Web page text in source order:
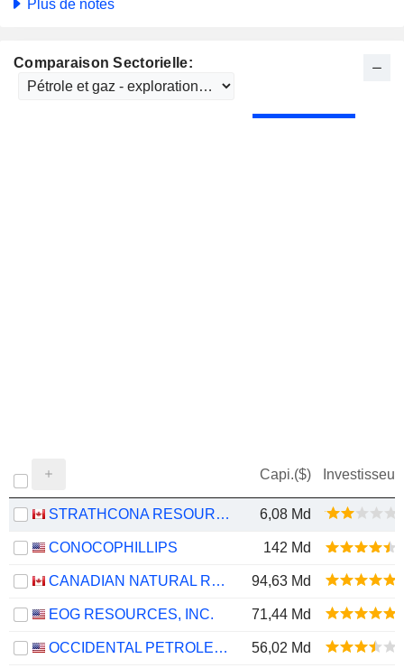
Plus de notes
Comparaison Sectorielle:
Capi.($) Investisseur
STRATHCONA RESOURCES LTD. 6,08 Md
CONOCOPHILLIPS 142 Md
CANADIAN NATURAL RESOURCES LIMITED 94,63 Md
EOG RESOURCES, INC. 71,44 Md
OCCIDENTAL PETROLEUM CORPORATION 56,02 Md